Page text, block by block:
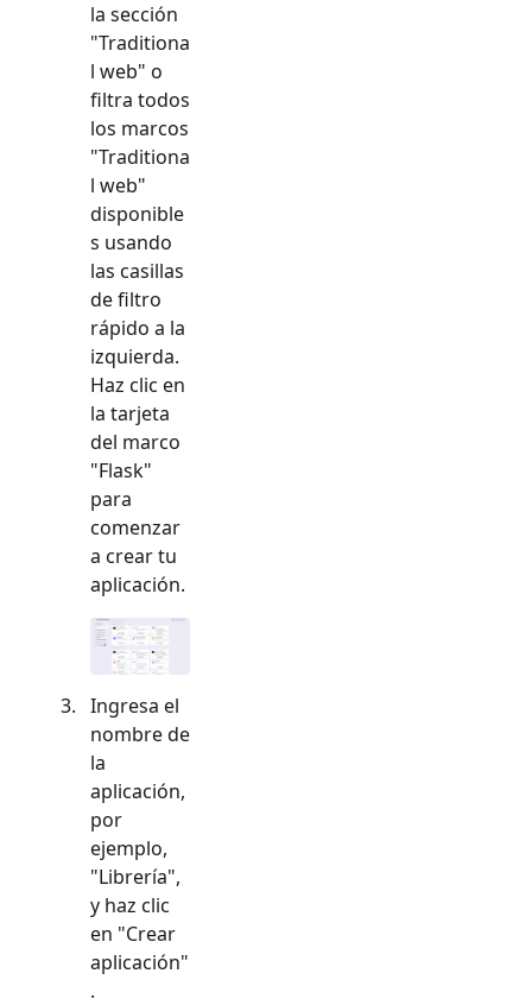
la sección
"Traditiona
l web" o
filtra todos
los marcos
"Traditiona
l web"
disponible
s usando
las casillas
de filtro
rápido a la
izquierda.
Haz clic en
la tarjeta
del marco
"Flask"
para
comenzar
a crear tu
aplicación.
Ingresa el
nombre de
la
aplicación,
por
ejemplo,
"Librería",
y haz clic
en "Crear
aplicación"
.